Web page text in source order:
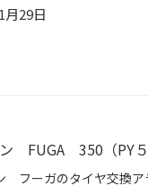
月29日
FUGA 350（PY